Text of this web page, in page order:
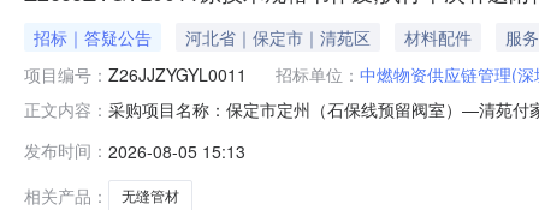
招标｜答疑公告 河北省｜保定市｜清苑区 材料配件
服务
项目编号： Z26JJZYGYL0011 招标单位： 中燃物资供应链管理(
正文内容： 采购项目名称：保定市定州（石保线预留阀室）—清苑付
执行本次补遗附件的技术规格书。
发布时间： 2026-08-05 15:13
相关产品：
无缝管材